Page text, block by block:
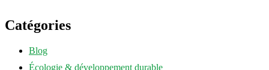
Catégories
Blog
Écologie & développement durable